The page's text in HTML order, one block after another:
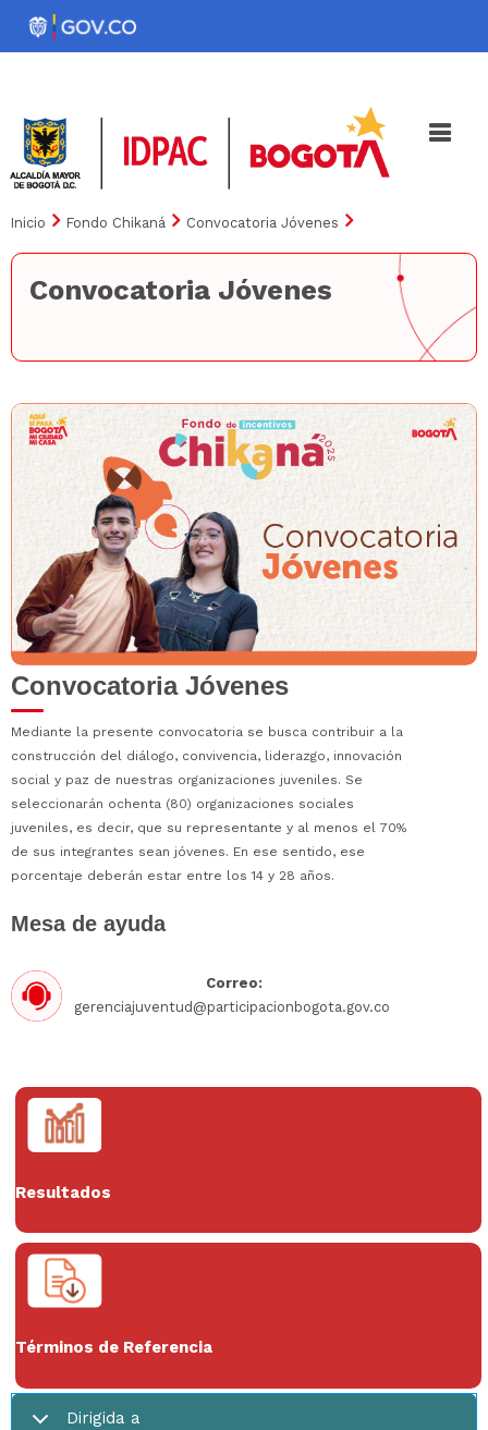
Pasar
Noticias Iniciativas
Inicio Fondo Chikaná Convocatoria Jóvenes
Convocatoria Jóvenes
Convocatoria Jóvenes
Mediante la presente convocatoria se busca contribuir a la
construcción del diálogo, convivencia, liderazgo, innovación
social y paz de nuestras organizaciones juveniles. Se
seleccionarán ochenta (80) organizaciones sociales
juveniles, es decir, que su representante y al menos el 70%
de sus integrantes sean jóvenes. En ese sentido, ese
porcentaje deberán estar entre los 14 y 28 años.
Mesa de ayuda
Correo:
gerenciajuventud@participacionbogota.gov.co
Resultados
Términos de Referencia
Dirigida a